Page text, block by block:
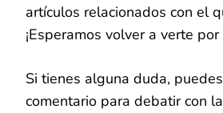
artículos relacionados con el
¡Esperamos volver a verte por
Si tienes alguna duda,
comentario para debatir con